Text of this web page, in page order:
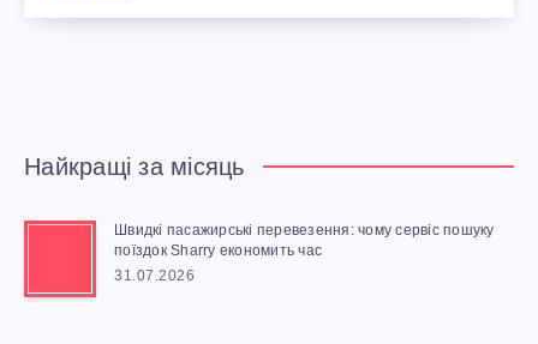
Найкращі за місяць
Швидкі пасажирські перевезення: чому сервіс пошуку
поїздок Sharry економить час
31.07.2026